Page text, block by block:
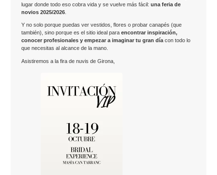
lugar donde todo eso cobra vida y se vuelve más fácil: una feria de
novios 2025/2026.
Y no solo porque puedas ver vestidos, flores o probar canapés (que
también), sino porque es el sitio ideal para encontrar inspiración,
conocer profesionales y empezar a imaginar tu gran díacon todo lo
que necesitas al alcance de la mano.
Asistiremos a la fira de nuvis de Girona,